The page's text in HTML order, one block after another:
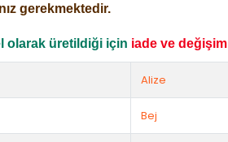
gerekmektedir.
olarak üretildiği için iade ve değişim
Alize
Bej